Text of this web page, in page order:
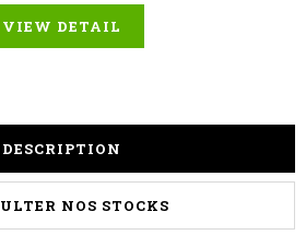
VIEW DETAIL
DESCRIPTION
NOS STOCKS